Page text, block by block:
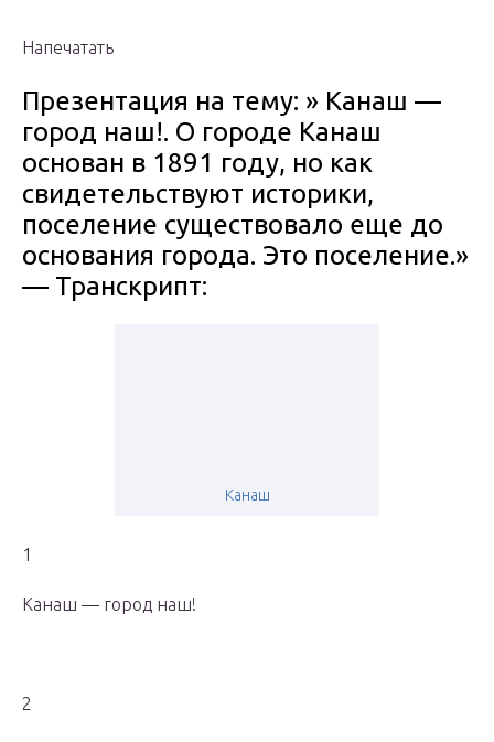
Напечатать
Презентация на тему: » Канаш —
город наш!. О городе Канаш
основан в 1891 году, но как
свидетельствуют историки,
поселение существовало еще до
основания города. Это поселение.»
— Транскрипт:
Канаш
1
Канаш — город наш!
2